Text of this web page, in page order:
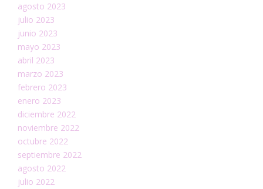
agosto 2023
julio 2023
junio 2023
mayo 2023
abril 2023
marzo 2023
febrero 2023
enero 2023
diciembre 2022
noviembre 2022
octubre 2022
septiembre 2022
agosto 2022
julio 2022